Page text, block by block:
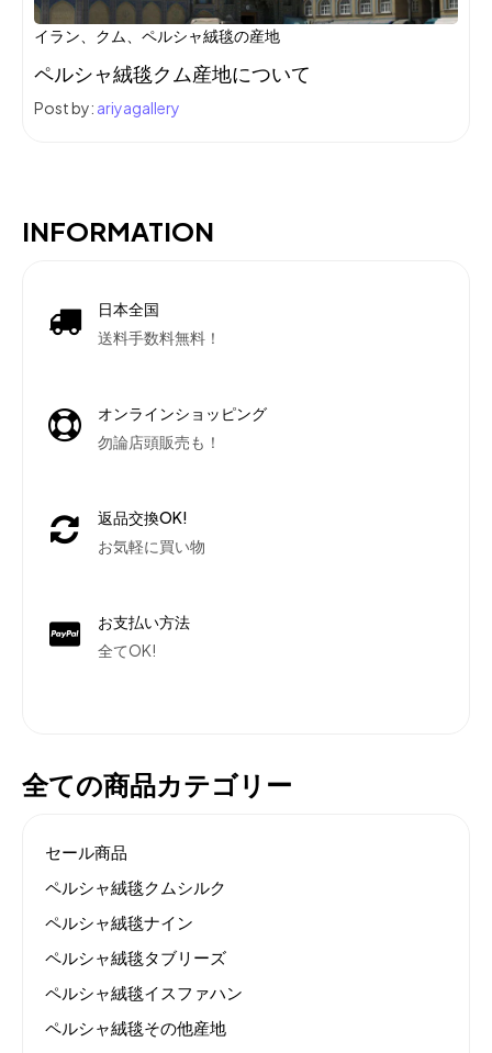
イラン、クム、ペルシャ絨毯の産地
ペルシャ絨毯クム産地について
Post by: ariyagallery
INFORMATION
日本全国
送料手数料無料！
オンラインショッピング
勿論店頭販売も！
返品交換OK!
お気軽に買い物
お支払い方法
全てOK!
全ての商品カテゴリー
セール商品
ペルシャ絨毯クムシルク
ペルシャ絨毯ナイン
ペルシャ絨毯タブリーズ
ペルシャ絨毯イスファハン
ペルシャ絨毯その他産地